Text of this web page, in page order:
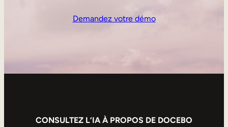
Demandez votre démo
CONSULTEZ L’IA À PROPOS DE DOCEBO